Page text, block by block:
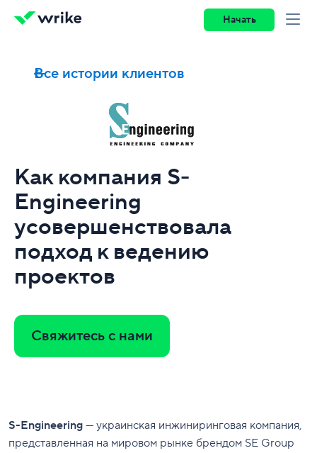
Начать
Все истории клиентов
Как компания S-
Engineering
усовершенствовала
подход к ведению
проектов
Свяжитесь с нами
S-Engineering — украинская инжиниринговая компания,
представленная на мировом рынке брендом SE Group